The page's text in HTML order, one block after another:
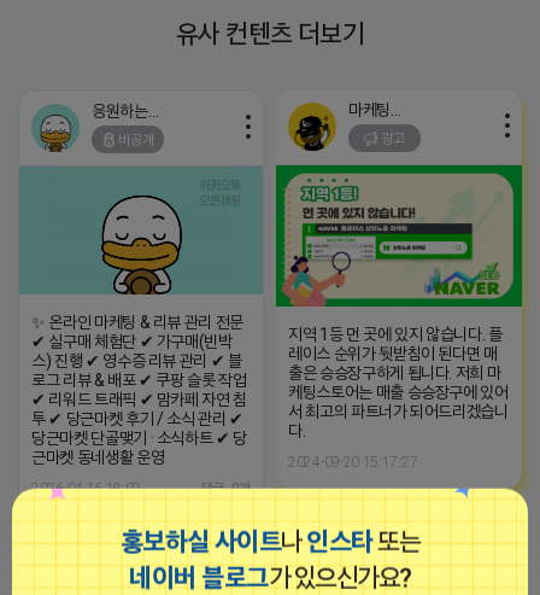
홍보하실 사이트나인스타또는
네이버 블로그가 있으신가요?
유사 컨텐츠 더보기
응원하는 튜브
비공개
✨ 온라인 마케팅 & 리뷰 관리 전문
✔ 실구매 체험단 ✔ 가구매(빈박
스) 진행 ✔ 영수증 리뷰 관리 ✔ 블
로그 리뷰 & 배포 ✔ 쿠팡 슬롯 작업
✔ 리워드 트래픽 ✔ 맘카페 자연 침
투 ✔ 당근마켓 후기 / 소식 관리 ✔
당근마켓 단골맺기 · 소식하트 ✔ 당
근마켓 동네생활 운영
2026-04-16 18:09 댓글: 0개
광고
지역 1등 먼 곳에 있지 않습니다. 플
레이스 순위가 뒷받침이 된다면 매
출은 승승장구하게 됩니다. 저희 마
케팅스토어는 매출 승승장구에 있어
서 최고의 파트너가 되어드리겠습니
다.
2024-09-20 15:17:27
응원하는 튜브
비공개
■브이머신■
광고